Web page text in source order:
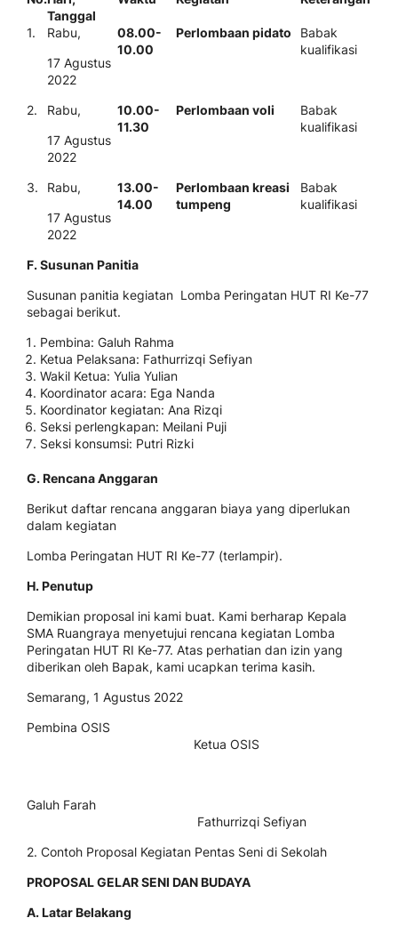
Tanggal
1.
Rabu,
17 Agustus
2022
08.00-
10.00
Perlombaan pidato
Babak
kualifikasi
2.
Rabu,
17 Agustus
2022
10.00-
11.30
Perlombaan voli
Babak
kualifikasi
3.
Rabu,
17 Agustus
2022
13.00-
14.00
Perlombaan kreasi
tumpeng
Babak
kualifikasi
F. Susunan Panitia
Susunan panitia kegiatan Lomba Peringatan HUT RI Ke-77
sebagai berikut.
Pembina: Galuh Rahma
Ketua Pelaksana: Fathurrizqi Sefiyan
Wakil Ketua: Yulia Yulian
Koordinator acara: Ega Nanda
Koordinator kegiatan: Ana Rizqi
Seksi perlengkapan: Meilani Puji
Seksi konsumsi: Putri Rizki
G. Rencana Anggaran
Berikut daftar rencana anggaran biaya yang diperlukan
dalam kegiatan
Lomba Peringatan HUT RI Ke-77 (terlampir).
H. Penutup
Demikian proposal ini kami buat. Kami berharap Kepala
SMA Ruangraya menyetujui rencana kegiatan Lomba
Peringatan HUT RI Ke-77. Atas perhatian dan izin yang
diberikan oleh Bapak, kami ucapkan terima kasih.
Semarang, 1 Agustus 2022
Pembina OSIS
Ketua OSIS
Galuh Farah
Fathurrizqi Sefiyan
2. Contoh Proposal Kegiatan Pentas Seni di Sekolah
PROPOSAL GELAR SENI DAN BUDAYA
A. Latar Belakang